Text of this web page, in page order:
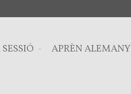
APRÈN ALEMANY